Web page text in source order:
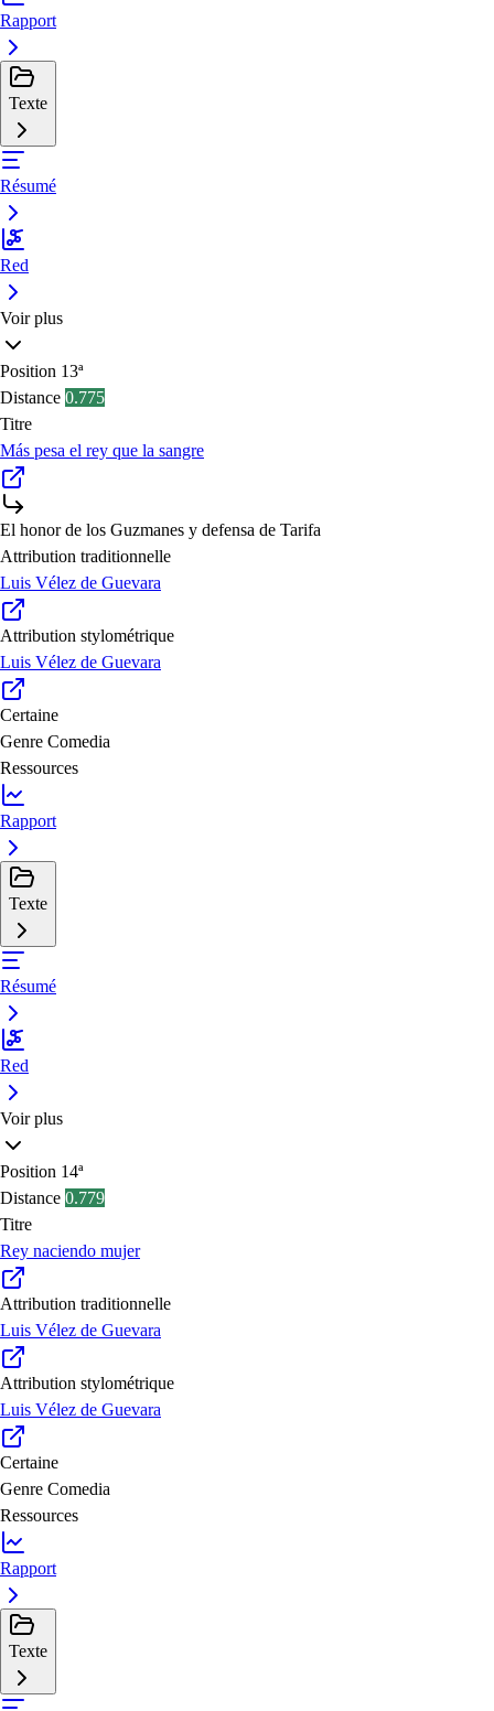
Rapport
Texte
Résumé
Red
Voir plus
Position 13ª
Distance 0.775
Titre
Más pesa el rey que la sangre
El honor de los Guzmanes y defensa de Tarifa
Attribution traditionnelle
Luis Vélez de Guevara
Attribution stylométrique
Luis Vélez de Guevara
Certaine
Genre Comedia
Ressources
Rapport
Texte
Résumé
Red
Voir plus
Position 14ª
Distance 0.779
Titre
Rey naciendo mujer
Attribution traditionnelle
Luis Vélez de Guevara
Attribution stylométrique
Luis Vélez de Guevara
Certaine
Genre Comedia
Ressources
Rapport
Texte